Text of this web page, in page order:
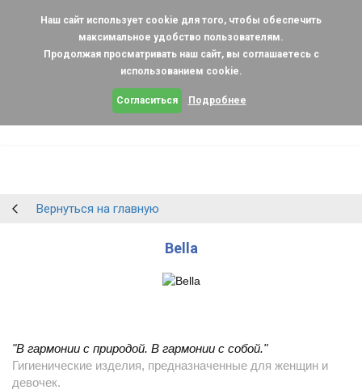
Наш сайт использует cookie для того, чтобы обеспечить
максимальное удобство пользователям.
Продолжая просматривать наш сайт, вы соглашаетесь с
использованием cookie.
Согласиться Подробнее
Вернуться на главную
Bella
"В гармонии с природой. В гармонии с собой."
Гигиенические изделия, предназначенные для женщин и
девочек.